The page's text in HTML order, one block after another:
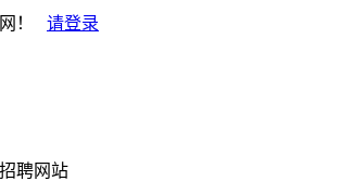
！ 请登录
聘网站